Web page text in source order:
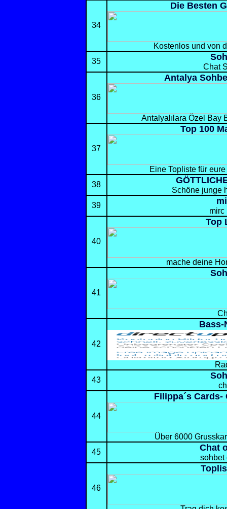
34
Die Besten
Kostenlos und von
35
Chat
36
Antalya
Antalyalılara Özel Bay
37
Top 100
Eine Topliste für
38
Schöne junge
39
mirc
40
Top
mache deine
41
42
Bass-
43
44
Filippa´s
Über 6000
45
Chat
sohbet
46